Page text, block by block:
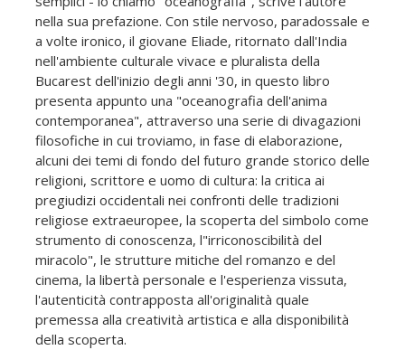
nella sua prefazione. Con stile nervoso, paradossale e
a volte ironico, il giovane Eliade, ritornato dall'India
nell'ambiente culturale vivace e pluralista della
Bucarest dell'inizio degli anni '30, in questo libro
presenta appunto una "oceanografia dell'anima
contemporanea", attraverso una serie di divagazioni
filosofiche in cui troviamo, in fase di elaborazione,
alcuni dei temi di fondo del futuro grande storico delle
religioni, scrittore e uomo di cultura: la critica ai
pregiudizi occidentali nei confronti delle tradizioni
religiose extraeuropee, la scoperta del simbolo come
strumento di conoscenza, l"irriconoscibilità del
miracolo", le strutture mitiche del romanzo e del
cinema, la libertà personale e l'esperienza vissuta,
l'autenticità contrapposta all'originalità quale
premessa alla creatività artistica e alla disponibilità
della scoperta.